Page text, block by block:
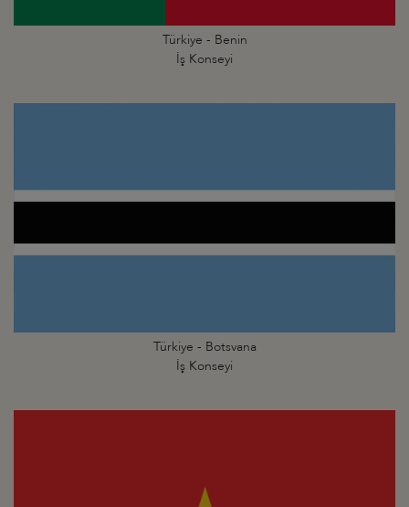
Türkiye - Benin
İş Konseyi
Türkiye - Botsvana
İş Konseyi